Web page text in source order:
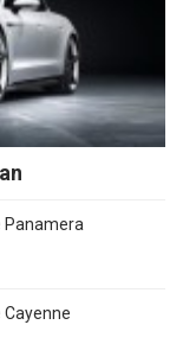
Panamera
Cayenne